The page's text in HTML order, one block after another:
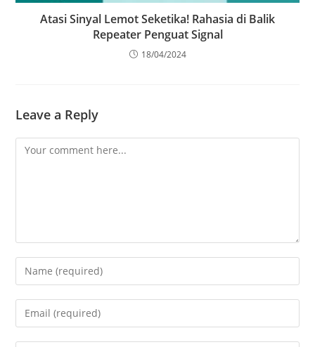
Atasi Sinyal Lemot Seketika! Rahasia di Balik
Repeater Penguat Signal
18/04/2024
Leave a Reply
Comment
Enter
your
name
Enter
your
email